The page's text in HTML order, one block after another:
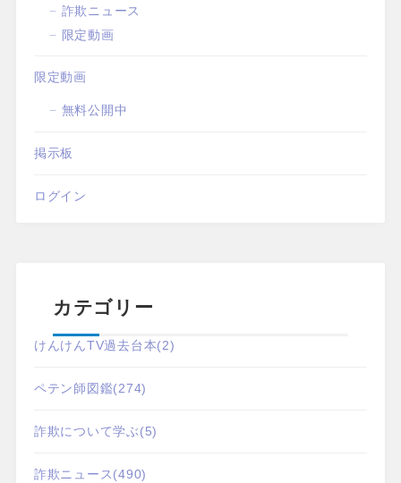
詐欺ニュース
限定動画
限定動画
無料公開中
掲示板
ログイン
カテゴリー
けんけんTV過去台本(2)
ペテン師図鑑(274)
詐欺について学ぶ(5)
詐欺ニュース(490)